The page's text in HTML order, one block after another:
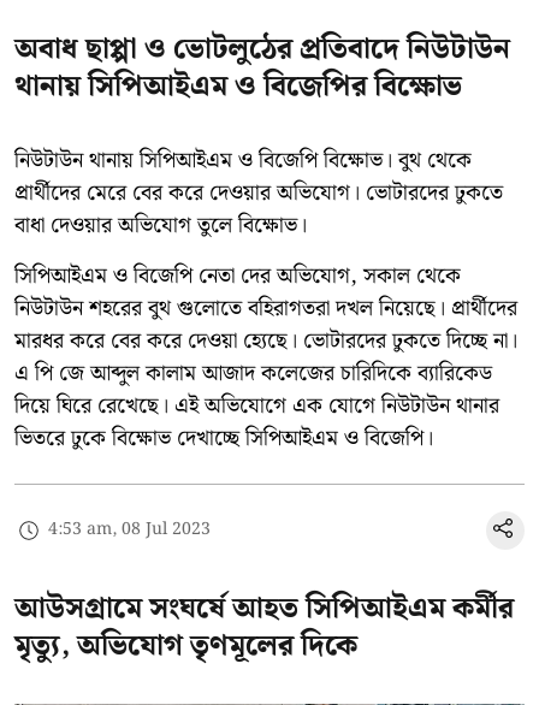
অবাধ ছাপ্পা ও ভোটলুঠের প্রতিবাদে নিউটাউন
থানায় সিপিআইএম ও বিজেপির বিক্ষোভ
নিউটাউন থানায় সিপিআইএম ও বিজেপি বিক্ষোভ। বুথ থেকে
প্রার্থীদের মেরে বের করে দেওয়ার অভিযোগ। ভোটারদের ঢুকতে
বাধা দেওয়ার অভিযোগ তুলে বিক্ষোভ।
সিপিআইএম ও বিজেপি নেতা দের অভিযোগ, সকাল থেকে
নিউটাউন শহরের বুথ গুলোতে বহিরাগতরা দখল নিয়েছে। প্রার্থীদের
মারধর করে বের করে দেওয়া হ্যেছে। ভোটারদের ঢুকতে দিচ্ছে না।
এ পি জে আব্দুল কালাম আজাদ কলেজের চারিদিকে ব্যারিকেড
দিয়ে ঘিরে রেখেছে। এই অভিযোগে এক যোগে নিউটাউন থানার
ভিতরে ঢুকে বিক্ষোভ দেখাচ্ছে সিপিআইএম ও বিজেপি।
4:53 am, 08 Jul 2023
আউসগ্রামে সংঘর্ষে আহত সিপিআইএম কর্মীর
মৃত্যু, অভিযোগ তৃণমূলের দিকে